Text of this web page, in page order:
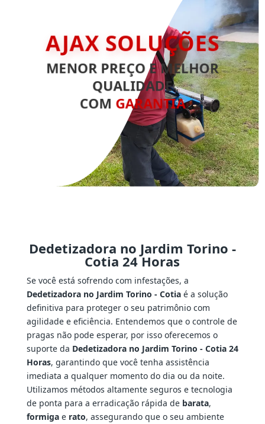
AJAX SOLUÇÕES
MENOR PREÇO E MELHOR
QUALIDADE
COM GARANTIA
Dedetizadora no Jardim Torino -
Cotia 24 Horas
Se você está sofrendo com infestações, a
Dedetizadora no Jardim Torino - Cotiaé a solução
definitiva para proteger o seu patrimônio com
agilidade e eficiência. Entendemos que o controle de
pragas não pode esperar, por isso oferecemos o
suporte da Dedetizadora no Jardim Torino - Cotia 24
Horas, garantindo que você tenha assistência
imediata a qualquer momento do dia ou da noite.
Utilizamos métodos altamente seguros e tecnologia
de ponta para a erradicação rápida de barata,
formigae rato, assegurando que o seu ambiente